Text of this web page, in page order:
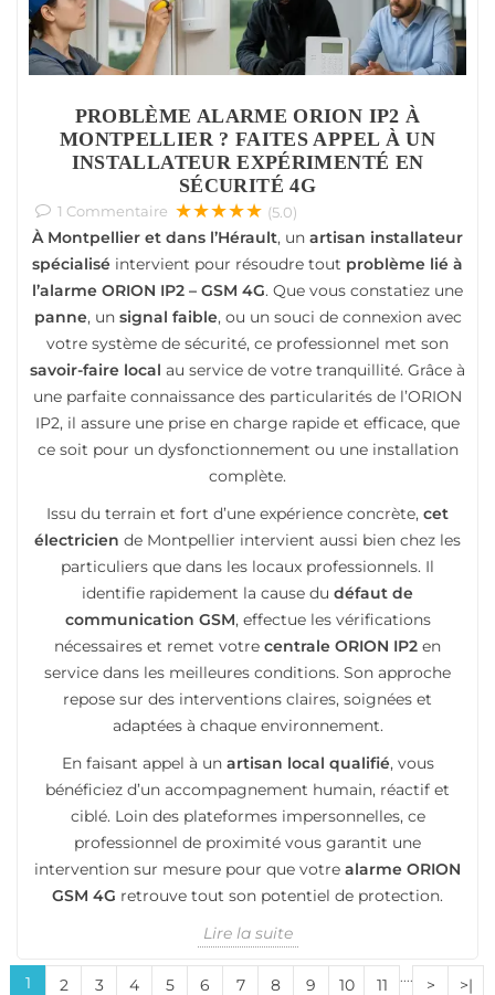
PROBLÈME ALARME ORION IP2 À
MONTPELLIER ? FAITES APPEL À UN
INSTALLATEUR EXPÉRIMENTÉ EN
SÉCURITÉ 4G
1 Commentaire ★★★★★ (5.0)
À Montpellier et dans l’Hérault, un artisan installateur
spécialisé intervient pour résoudre tout problème lié à
l’alarme ORION IP2 – GSM 4G. Que vous constatiez une
panne, un signal faible, ou un souci de connexion avec
votre système de sécurité, ce professionnel met son
savoir-faire local au service de votre tranquillité. Grâce à
une parfaite connaissance des particularités de l’ORION
IP2, il assure une prise en charge rapide et efficace, que
ce soit pour un dysfonctionnement ou une installation
complète.
Issu du terrain et fort d’une expérience concrète, cet
électricien de Montpellier intervient aussi bien chez les
particuliers que dans les locaux professionnels. Il
identifie rapidement la cause du défaut de
communication GSM, effectue les vérifications
nécessaires et remet votre centrale ORION IP2 en
service dans les meilleures conditions. Son approche
repose sur des interventions claires, soignées et
adaptées à chaque environnement.
En faisant appel à un artisan local qualifié, vous
bénéficiez d’un accompagnement humain, réactif et
ciblé. Loin des plateformes impersonnelles, ce
professionnel de proximité vous garantit une
intervention sur mesure pour que votre alarme ORION
GSM 4G retrouve tout son potentiel de protection.
Lire la suite
1 2 3 4 5 6 7 8 9 10 11 .... > >|